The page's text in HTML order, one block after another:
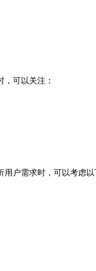
可以关注：
户需求时，可以考虑以